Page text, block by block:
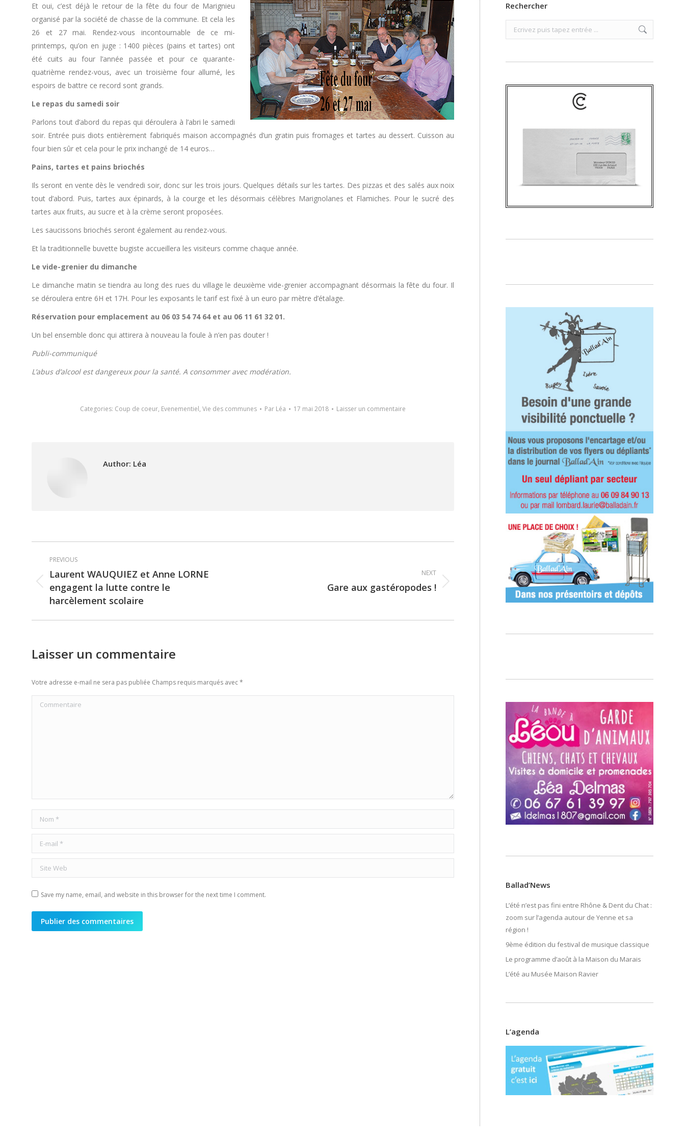
Et oui, c’est déjà le retour de la fête du four de Marignieu
organisé par la société de chasse de la commune. Et cela les
26 et 27 mai. Rendez-vous incontournable de ce mi-
printemps, qu’on en juge : 1400 pièces (pains et tartes) ont
été cuits au four l’année passée et pour ce quarante-
quatrième rendez-vous, avec un troisième four allumé, les
espoirs de battre ce record sont grands.
Le repas du samedi soir
Parlons tout d’abord du repas qui déroulera à l’abri le samedi
soir. Entrée puis diots entièrement fabriqués maison accompagnés d’un gratin puis fromages et tartes au dessert. Cuisson au
four bien sûr et cela pour le prix inchangé de 14 euros…
Pains, tartes et pains briochés
Ils seront en vente dès le vendredi soir, donc sur les trois jours. Quelques détails sur les tartes. Des pizzas et des salés aux noix
tout d’abord. Puis, tartes aux épinards, à la courge et les désormais célèbres Marignolanes et Flamiches. Pour le sucré des
tartes aux fruits, au sucre et à la crème seront proposées.
Les saucissons briochés seront également au rendez-vous.
Et la traditionnelle buvette bugiste accueillera les visiteurs comme chaque année.
Le vide-grenier du dimanche
Le dimanche matin se tiendra au long des rues du village le deuxième vide-grenier accompagnant désormais la fête du four. Il
se déroulera entre 6H et 17H. Pour les exposants le tarif est fixé à un euro par mètre d’étalage.
Réservation pour emplacement au 06 03 54 74 64 et au 06 11 61 32 01.
Un bel ensemble donc qui attirera à nouveau la foule à n’en pas douter !
Publi-communiqué
L’abus d’alcool est dangereux pour la santé. A consommer avec modération.
Categories: Coup de coeur, Evenementiel, Vie des communes Par Léa 17 mai 2018 Laisser un commentaire
Author: Léa
Post
navigation
PREVIOUS
Previous
post:
Laurent WAUQUIEZ et Anne LORNE
engagent la lutte contre le
harcèlement scolaire
NEXT
Gare aux gastéropodes !
Laisser un commentaire
Votre adresse e-mail ne sera pas publiée Champs requis marqués avec*
Commentaire
Nom *
E-mail *
Site Web
Save my name, email, and website in this browser for the next time I comment.
Publier des commentaires
Rechercher
Search:
Ballad’News
L’été n’est pas fini entre Rhône & Dent du Chat :
zoom sur l’agenda autour de Yenne et sa
région !
9ème édition du festival de musique classique
Le programme d’août à la Maison du Marais
L’été au Musée Maison Ravier
L’agenda